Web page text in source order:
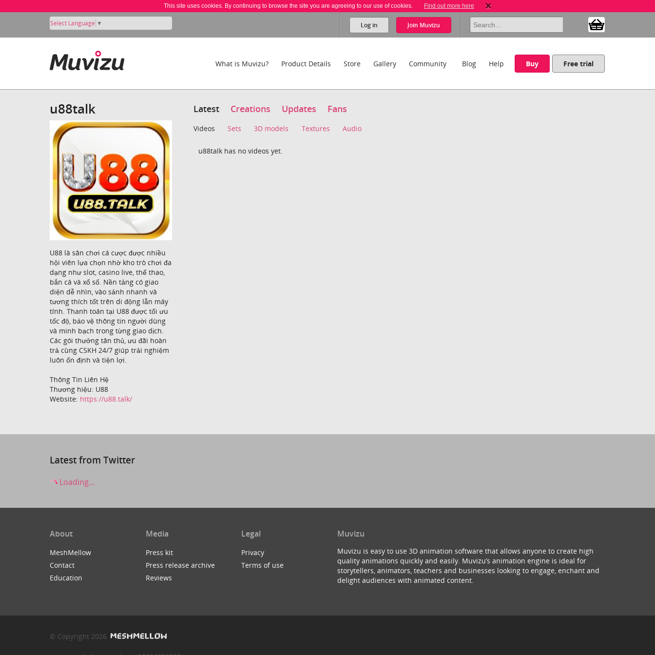
This site uses cookies. By continuing to browse the site you are agreeing to our use of cookies. Find out more here
Select Language ▼ Log in Join Muvizu
What is Muvizu? Product Details Store Gallery Community Blog Help Buy Free trial
u88talk
U88 là sân chơi cá cược được nhiều
hội viên lựa chọn nhờ kho trò chơi đa
dạng như slot, casino live, thể thao,
bắn cá và xổ số. Nền tảng có giao
diện dễ nhìn, vào sảnh nhanh và
tương thích tốt trên di động lẫn máy
tính. Thanh toán tại U88 được tối ưu
tốc độ, bảo vệ thông tin người dùng
và minh bạch trong từng giao dịch.
Các gói thưởng tân thủ, ưu đãi hoàn
trả cùng CSKH 24/7 giúp trải nghiệm
luôn ổn định và tiện lợi.
Thông Tin Liên Hệ
Thương hiệu: U88
Website: https://u88.talk/
Latest Creations Updates Fans
Videos Sets 3D models Textures Audio
u88talk has no videos yet.
Latest from Twitter
Loading...
About
MeshMellow
Contact
Education
Media
Press kit
Press release archive
Reviews
Legal
Privacy
Terms of use
Muvizu
Muvizu is easy to use 3D animation software that allows anyone to create high
quality animations quickly and easily. Muvizu’s animation engine is ideal for
storytellers, animators, teachers and businesses looking to engage, enchant and
delight audiences with animated content.
© Copyright 2026